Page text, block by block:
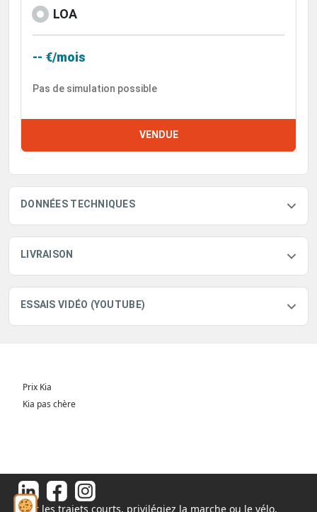
LOA
-- €/mois
Pas de simulation possible
VENDUE
DONNÉES TECHNIQUES
LIVRAISON
ESSAIS VIDÉO (YOUTUBE)
Prix Kia
Kia pas chère
Pour les trajets courts, privilégiez la marche ou le vélo.